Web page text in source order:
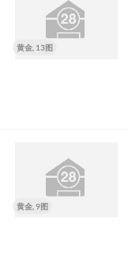
黄金, 13图
黄金, 9图